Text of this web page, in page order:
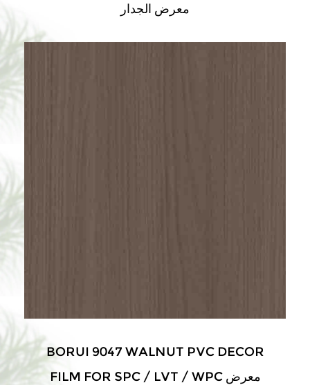
معرض الجدار
BORUI 9047 WALNUT PVC DECOR
FILM FOR SPC / LVT / WPC معرض